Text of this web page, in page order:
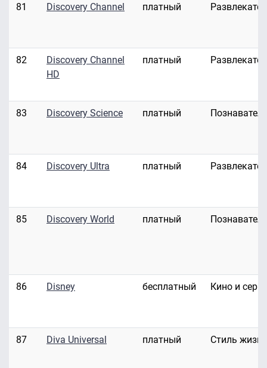
81 Discovery Channel платный
82
Discovery Channel
HD
платный
83 Discovery Science платный
84 Discovery Ultra платный
85 Discovery World платный
86 Disney бесплатный Кино и
87 Diva Universal платный Стиль жизни